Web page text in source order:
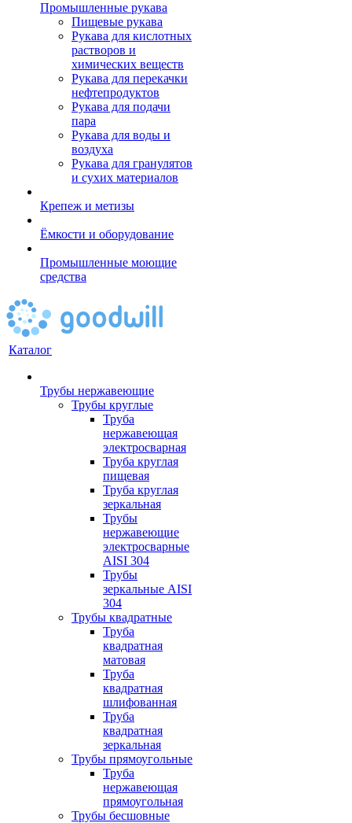
Промышленные рукава
Пищевые рукава
Рукава для кислотных
растворов и
химических веществ
Рукава для перекачки
нефтепродуктов
Рукава для подачи
пара
Рукава для воды и
воздуха
Рукава для гранулятов
и сухих материалов
Крепеж и метизы
Ёмкости и оборудование
Промышленные моющие
средства
Каталог
Трубы нержавеющие
Трубы круглые
Труба
нержавеющая
электросварная
Труба круглая
пищевая
Труба круглая
зеркальная
Трубы
нержавеющие
электросварные
AISI 304
Трубы
зеркальные AISI
304
Трубы квадратные
Труба
квадратная
матовая
Труба
квадратная
шлифованная
Труба
квадратная
зеркальная
Трубы прямоугольные
Труба
нержавеющая
прямоугольная
Трубы бесшовные